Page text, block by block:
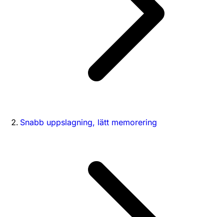
Snabb uppslagning, lätt memorering